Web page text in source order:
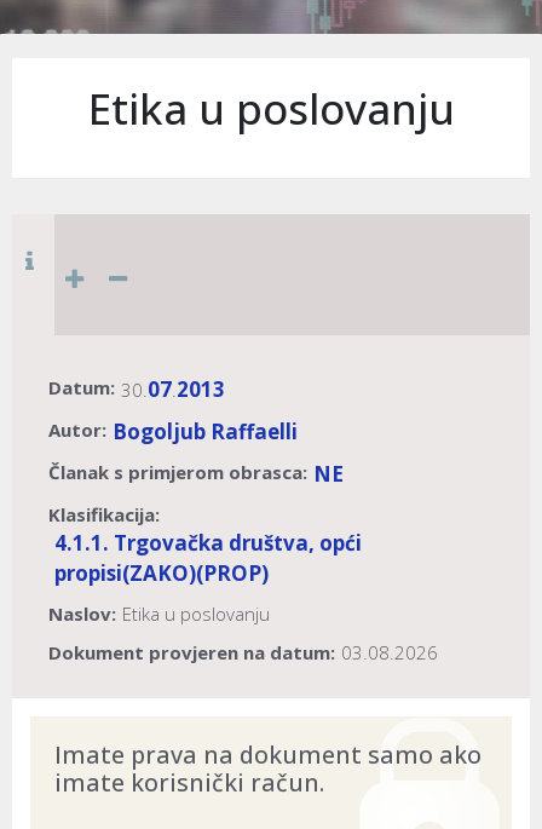
Etika u poslovanju
Datum: 30.07.2013
Autor: Bogoljub Raffaelli
Članak s primjerom obrasca: NE
Klasifikacija:
4.1.1. Trgovačka društva, opći
propisi(ZAKO)(PROP)
Naslov: Etika u poslovanju
Dokument provjeren na datum: 03.08.2026
Imate prava na dokument samo ako
imate korisnički račun.